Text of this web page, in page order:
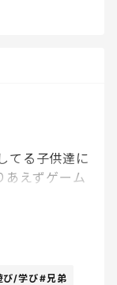
てる子供達に
あえずゲーム
うるさいか
び/学び#兄弟